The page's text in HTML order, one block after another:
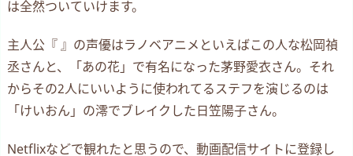
は全然ついていけます。
主人公『 』の声優はラノベアニメといえばこの人な松岡禎
丞さんと、「あの花」で有名になった茅野愛衣さん。それ
からその2人にいいように使われてるステフを演じるのは
「けいおん」の澪でブレイクした日笠陽子さん。
Netflixなどで観れたと思うので、動画配信サイトに登録し